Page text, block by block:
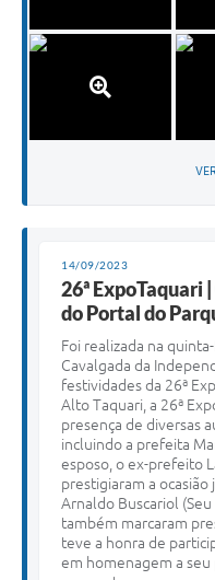
14/09/2023
26ª ExpoTaquari
do Portal do
Foi realizada na
Cavalgada da
festividades da 26ª
Alto Taquari, a 26ª
presença de diversas
incluindo a prefeita
esposo, o ex-prefeito
prestigiaram a
Arnaldo Buscariol
também marcaram
teve a honra de
em homenagem a seu